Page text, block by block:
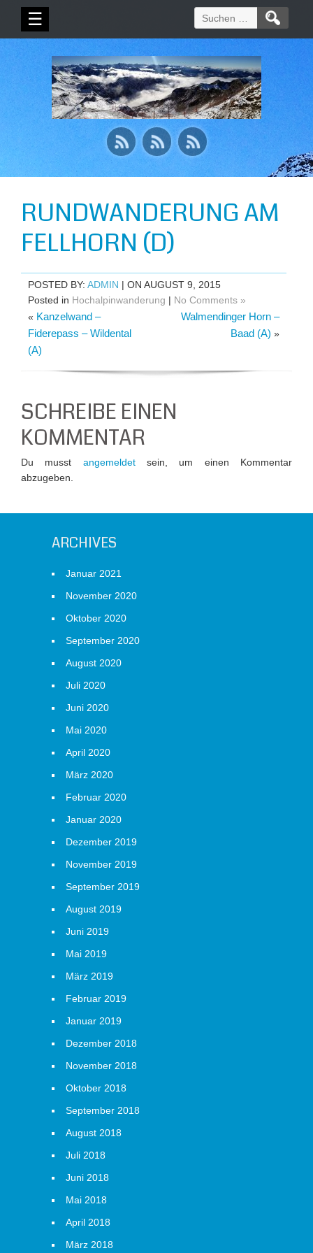
☰
Suchen
nach:
RUNDWANDERUNG AM
FELLHORN (D)
POSTED BY: ADMIN | ON AUGUST 9, 2015
Posted in Hochalpinwanderung | No Comments »
« Kanzelwand –
Fiderepass – Wildental
(A)
Walmendinger Horn –
Baad (A) »
SCHREIBE EINEN
KOMMENTAR
Du musst angemeldetsein, um einen Kommentar
abzugeben.
ARCHIVES
Januar 2021
November 2020
Oktober 2020
September 2020
August 2020
Juli 2020
Juni 2020
Mai 2020
April 2020
März 2020
Februar 2020
Januar 2020
Dezember 2019
November 2019
September 2019
August 2019
Juni 2019
Mai 2019
März 2019
Februar 2019
Januar 2019
Dezember 2018
November 2018
Oktober 2018
September 2018
August 2018
Juli 2018
Juni 2018
Mai 2018
April 2018
März 2018